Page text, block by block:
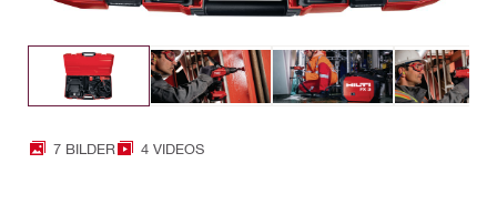
7 BILDER 4 VIDEOS